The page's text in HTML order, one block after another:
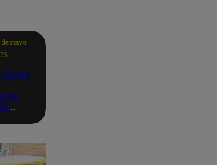
de mayo
tienes